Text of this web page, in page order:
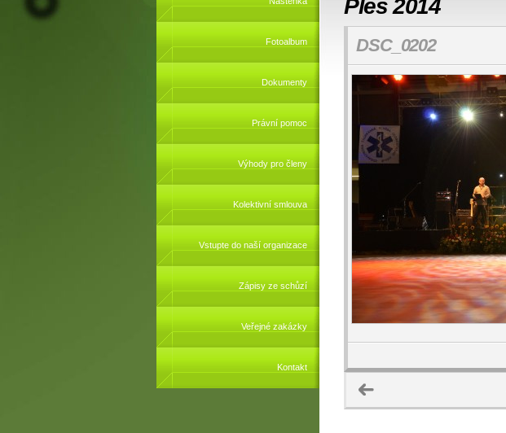
Fotoalbum
Dokumenty
Právní pomoc
Výhody pro členy
Kolektivní smlouva
Vstupte do naší organizace
Zápisy ze schůzí
Veřejné zakázky
Kontakt
Ples 2014
DSC_0202